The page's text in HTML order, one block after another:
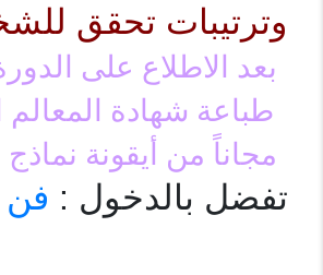
وترتيبات تحقق
بعد الاطلاع على
طباعة شهادة المعالم
مجاناً من أيقونة
تفضل بالدخول : فن